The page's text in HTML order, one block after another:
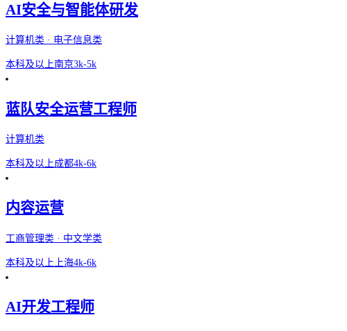
AI安全与智能体研发
计算机类 · 电子信息类
本科及以上南京3k-5k
蓝队安全运营工程师
计算机类
本科及以上成都4k-6k
内容运营
工商管理类 · 中文学类
本科及以上 上海4k-6k
AI开发工程师